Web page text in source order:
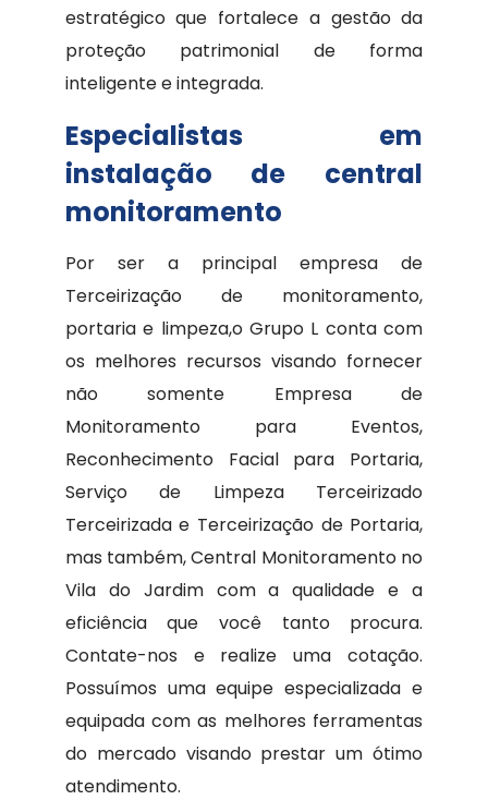
estratégico que fortalece a gestão da
proteção patrimonial de forma
inteligente e integrada.
Especialistas em
instalação de central
monitoramento
Por ser a principal empresa de
Terceirização de monitoramento,
portaria e limpeza,o Grupo L conta com
os melhores recursos visando fornecer
não somente Empresa de
Monitoramento para Eventos,
Reconhecimento Facial para Portaria,
Serviço de Limpeza Terceirizado
Terceirizada e Terceirização de Portaria,
mas também, Central Monitoramento no
Vila do Jardim com a qualidade e a
eficiência que você tanto procura.
Contate-nos e realize uma cotação.
Possuímos uma equipe especializada e
equipada com as melhores ferramentas
do mercado visando prestar um ótimo
atendimento.